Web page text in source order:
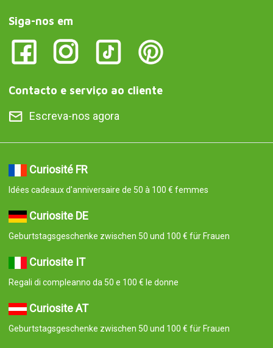
Siga-nos em
Contacto e serviço ao cliente
Escreva-nos agora
Curiosité FR
Idées cadeaux d'anniversaire de 50 à 100 € femmes
Curiosite DE
Geburtstagsgeschenke zwischen 50 und 100 € für Frauen
Curiosite IT
Regali di compleanno da 50 e 100 € le donne
Curiosite AT
Geburtstagsgeschenke zwischen 50 und 100 € für Frauen